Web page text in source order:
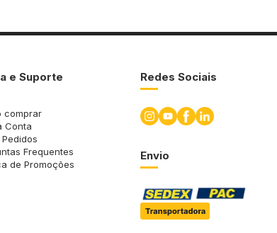
e Suporte
comprar
Conta
Frequentes
de Promoções
Redes Sociais
Envio